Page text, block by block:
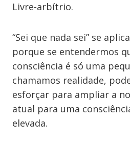
Livre-arbítrio.
“Sei que nada sei” se
porque se entendermos
consciência é só uma
chamamos realidade,
esforçar para ampliar a
atual para uma
elevada.